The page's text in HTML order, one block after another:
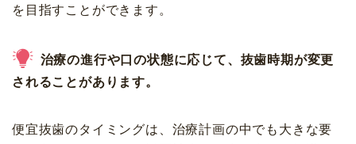
を目指すことができます。
治療の進行や口の状態に応じて、抜歯時期が変更
されることがあります。
便宜抜歯のタイミングは、治療計画の中でも大きな要